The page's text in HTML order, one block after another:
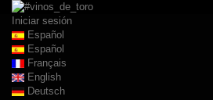
Iniciar sesión
Español
Español
Français
English
Deutsch